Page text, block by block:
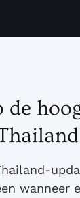
wanneer